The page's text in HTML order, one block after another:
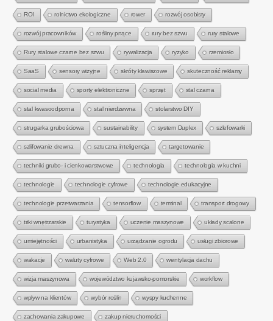
ROI rolnictwo ekologiczne rower rozwój osobisty
rozwój pracowników rośliny pnące rury bez szwu rury stalowe
Rury stalowe czarne bez szwu rywalizacja ryzyko rzemiosło
SaaS sensory wizyjne skróty klawiszowe skuteczność reklamy
social media sporty elektroniczne sprzęt stal czarna
stal kwasoodporna stal nierdzewna stolarstwo DIY
strugarka grubościowa sustainability system Duplex szlefowarki
szlifowanie drewna sztuczna inteligencja targetowanie
techniki grubo- i cienkowarstwowe technologia technologia w kuchni
technologie technologie cyfrowe technologie edukacyjne
technologie przetwarzania tensorflow terminal transport drogowy
triki wnętrzarskie turystyka uczenie maszynowe układy scalone
umiejętności urbanistyka urządzanie ogrodu usługi zbiorowe
wakacje waluty cyfrowe Web 2.0 wentylacja dachu
wizja maszynowa województwo kujawsko-pomorskie workflow
wpływ na klientów wybór roślin wyspy kuchenne
zachowania zakupowe zakup nieruchomości